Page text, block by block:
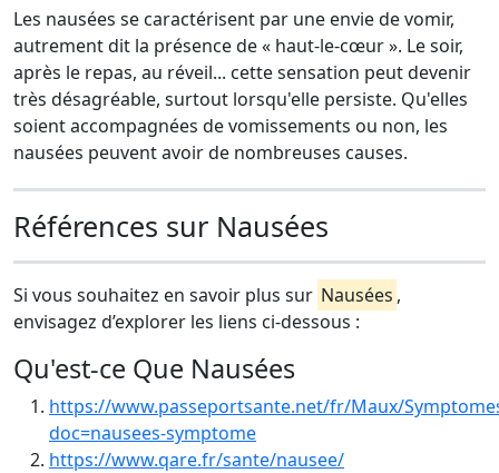
Les nausées se caractérisent par une envie de vomir,
autrement dit la présence de « haut-le-cœur ». Le soir,
après le repas, au réveil... cette sensation peut devenir
très désagréable, surtout lorsqu'elle persiste. Qu'elles
soient accompagnées de vomissements ou non, les
nausées peuvent avoir de nombreuses causes.
Références sur Nausées
Si vous souhaitez en savoir plus sur Nausées ,
envisagez d’explorer les liens ci-dessous :
Qu'est-ce Que Nausées
https://www.passeportsante.net/fr/Maux/
doc=nausees-symptome
https://www.qare.fr/sante/nausee/